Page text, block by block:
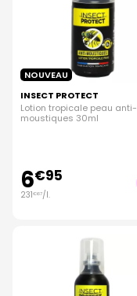
NOUVEAU
INSECT PROTECT
Lotion tropicale peau anti-
moustiques 30ml
6€95
231€67/l.